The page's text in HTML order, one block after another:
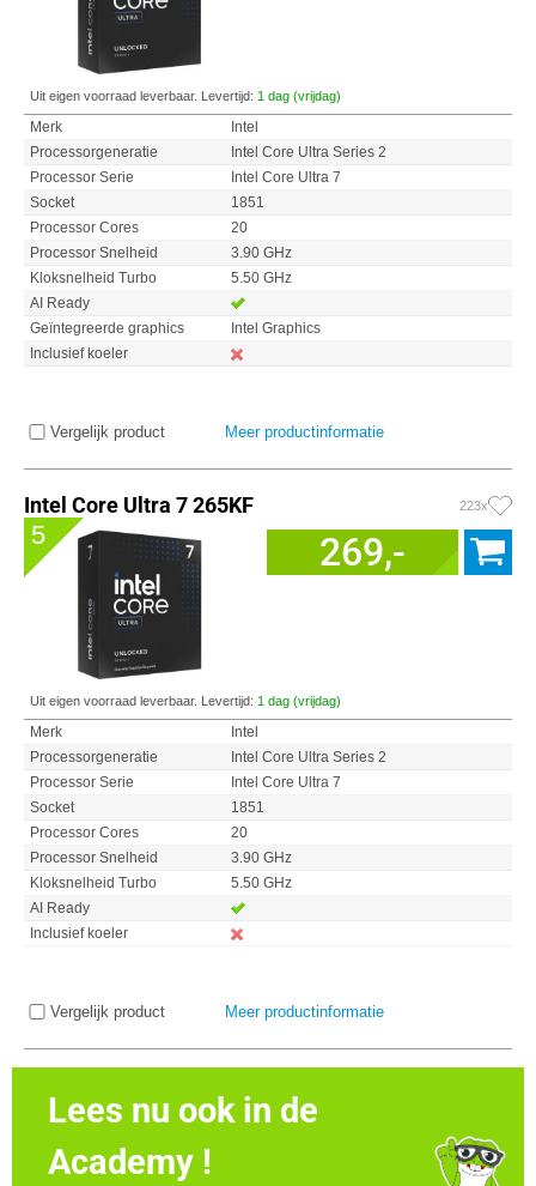
Uit eigen voorraad leverbaar. Levertijd: 1 dag (vrijdag)
Merk
Intel
Processorgeneratie
Intel Core Ultra Series 2
Processor Serie
Intel Core Ultra 7
Socket
1851
Processor Cores
20
Processor Snelheid
3.90 GHz
Kloksnelheid Turbo
5.50 GHz
AI Ready
Geïntegreerde graphics
Intel Graphics
Inclusief koeler
Vergelijk product Meer productinformatie
Intel Core Ultra 7 265KF 223x
5 269,-
Uit eigen voorraad leverbaar. Levertijd: 1 dag (vrijdag)
Merk
Intel
Processorgeneratie
Intel Core Ultra Series 2
Processor Serie
Intel Core Ultra 7
Socket
1851
Processor Cores
20
Processor Snelheid
3.90 GHz
Kloksnelheid Turbo
5.50 GHz
AI Ready
Inclusief koeler
Vergelijk product Meer productinformatie
Lees nu ook in de
Academy !